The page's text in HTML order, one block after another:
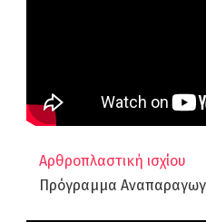
Αρθροπλαστική ισχίου
Πρόγραμμα